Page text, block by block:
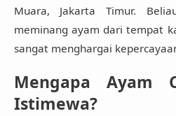
Muara, Jakarta Timur.
meminang ayam dari tempat
sangat menghargai
Mengapa Ayam
Istimewa?